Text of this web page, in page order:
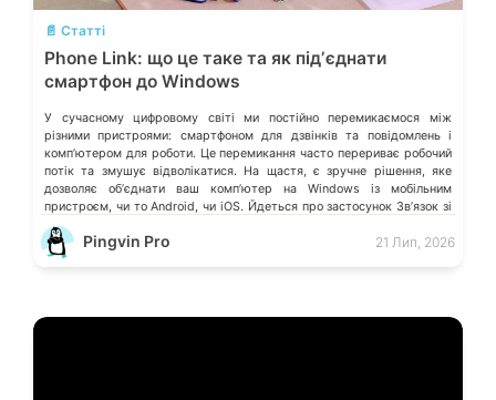
📄 Статті
Phone Link: що це таке та як підʼєднати
смартфон до Windows
У сучасному цифровому світі ми постійно перемикаємося між
різними пристроями: смартфоном для дзвінків та повідомлень і
компʼютером для роботи. Це перемикання часто перериває робочий
потік та змушує відволікатися. На щастя, є зручне рішення, яке
дозволяє обʼєднати ваш компʼютер на Windows із мобільним
пристроєм, чи то Android, чи iOS. Йдеться про застосунок Звʼязок зі
смартфоном (Phone Link) від Microsoft, що перетворює ваш ПК на
своєрідний «міст» до функцій смартфона.
Pingvin Pro 21 Лип, 2026